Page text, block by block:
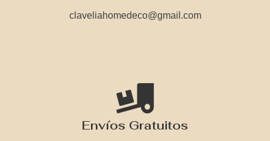
claveliahomedeco@gmail.com
Envíos Gratuitos